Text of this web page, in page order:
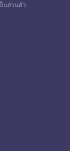
นส่วนตัว